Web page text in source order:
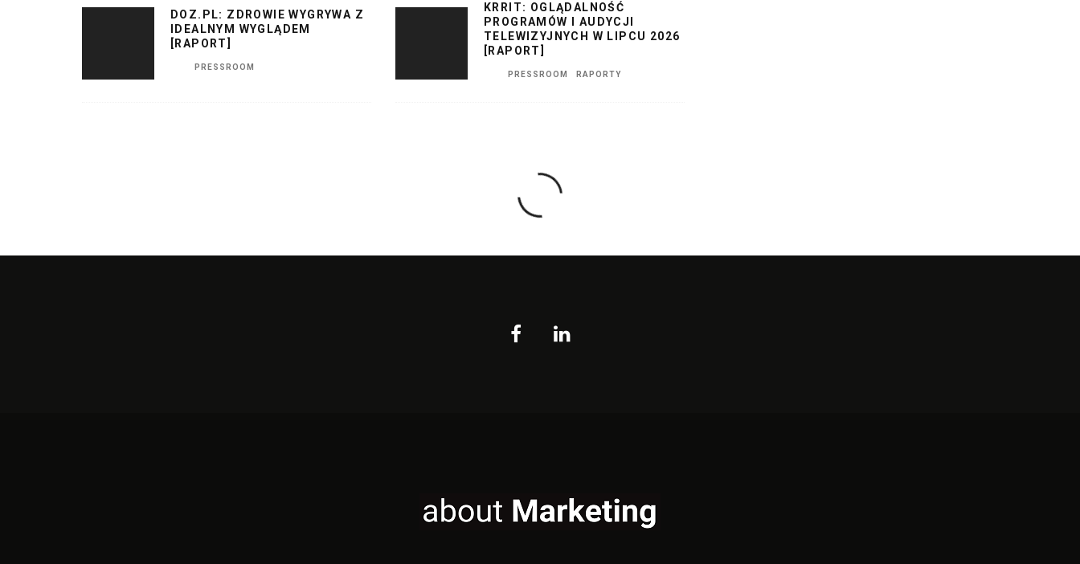
DOZ.PL: ZDROWIE WYGRYWA Z
IDEALNYM WYGLĄDEM
[RAPORT]
PRESSROOM
KRRIT: OGLĄDALNOŚĆ
PROGRAMÓW I AUDYCJI
TELEWIZYJNYCH W LIPCU 2026
[RAPORT]
PRESSROOM RAPORTY